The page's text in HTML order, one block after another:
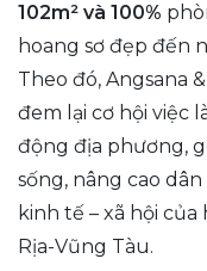
102m² và 100%
hoang sơ đẹp đến
Theo đó, Angsana
đem lại cơ hội việc
động địa phương,
sống, nâng cao
kinh tế – xã hội
Rịa-Vũng Tàu.